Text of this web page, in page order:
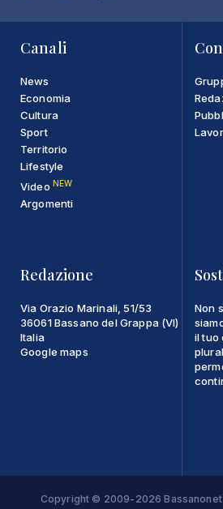
Canali
News
Economia
Cultura
Sport
Territorio
Lifestyle
Video NEW
Argomenti
Redazione
Via Orazio Marinali, 51/53
36061 Bassano del Grappa (VI)
Italia
Google maps
Non
il tuo
Copyright © 2009-2026